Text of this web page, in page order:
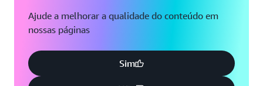
Ajude a melhorar a qualidade do conteúdo em
nossas páginas
Sim